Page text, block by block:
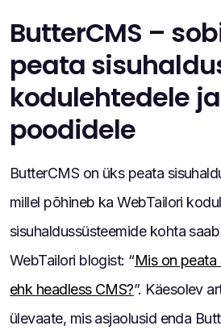
ButterCMS –
peata
kodulehtedele
poodidele
ButterCMS on üks peata
millel põhineb ka WebTailori
sisuhaldussüsteemide kohta
WebTailori blogist: “Mis on peata
ehk headless CMS?”. Käesolev
ülevaate, mis asjaolusid enda